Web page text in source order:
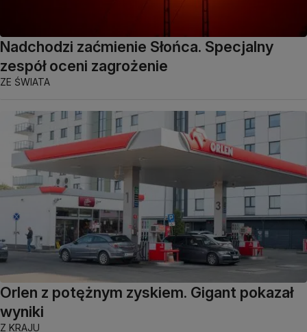
Nadchodzi zaćmienie Słońca. Specjalny
zespół oceni zagrożenie
ZE ŚWIATA
Orlen z potężnym zyskiem. Gigant pokazał
wyniki
Z KRAJU